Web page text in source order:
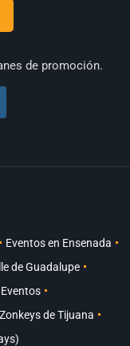
de promoción.
Eventos en Ensenada
de Guadalupe
Zonkeys de Tijuana